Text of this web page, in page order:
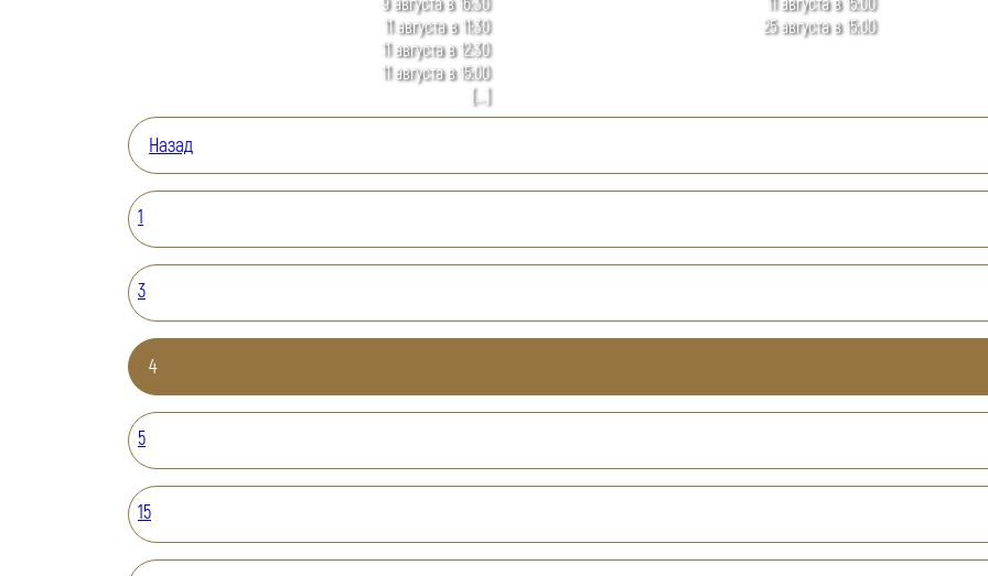
11 августа в 11:30
11 августа в 12:30
11 августа в 15:00
[...]
25 августа в 15:00
Назад
1
3
4
5
15